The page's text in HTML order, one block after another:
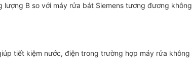
B so với máy rửa bát Siemens tương đương không
tiết kiệm nước, điện trong trường hợp máy rửa không